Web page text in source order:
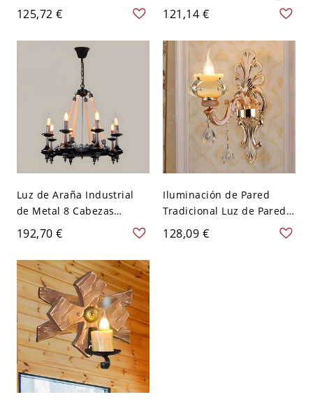
geométrica de metal con
cuerda de Manila para
restaurante - 110 A 120 V
125,72 €
Luz Colgante de Metal
para Restaurante - 110 A
120 V Negro Candelilla
121,14 €
Luz de Araña Industrial
de Metal 8 Cabezas
Iluminación Pendiente en
Beige para Restaurante -
110 A 120 V Beige
Candelilla
192,70 €
Iluminación de Pared
Tradicional Luz de Pared
Metálica de Candelero en
Beige para Dormitorio -
128,09 €